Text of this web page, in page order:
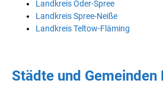
Landkreis Oder-Spree
Landkreis Spree-Neiße
Landkreis Teltow-Fläming
Städte und Gemeinden